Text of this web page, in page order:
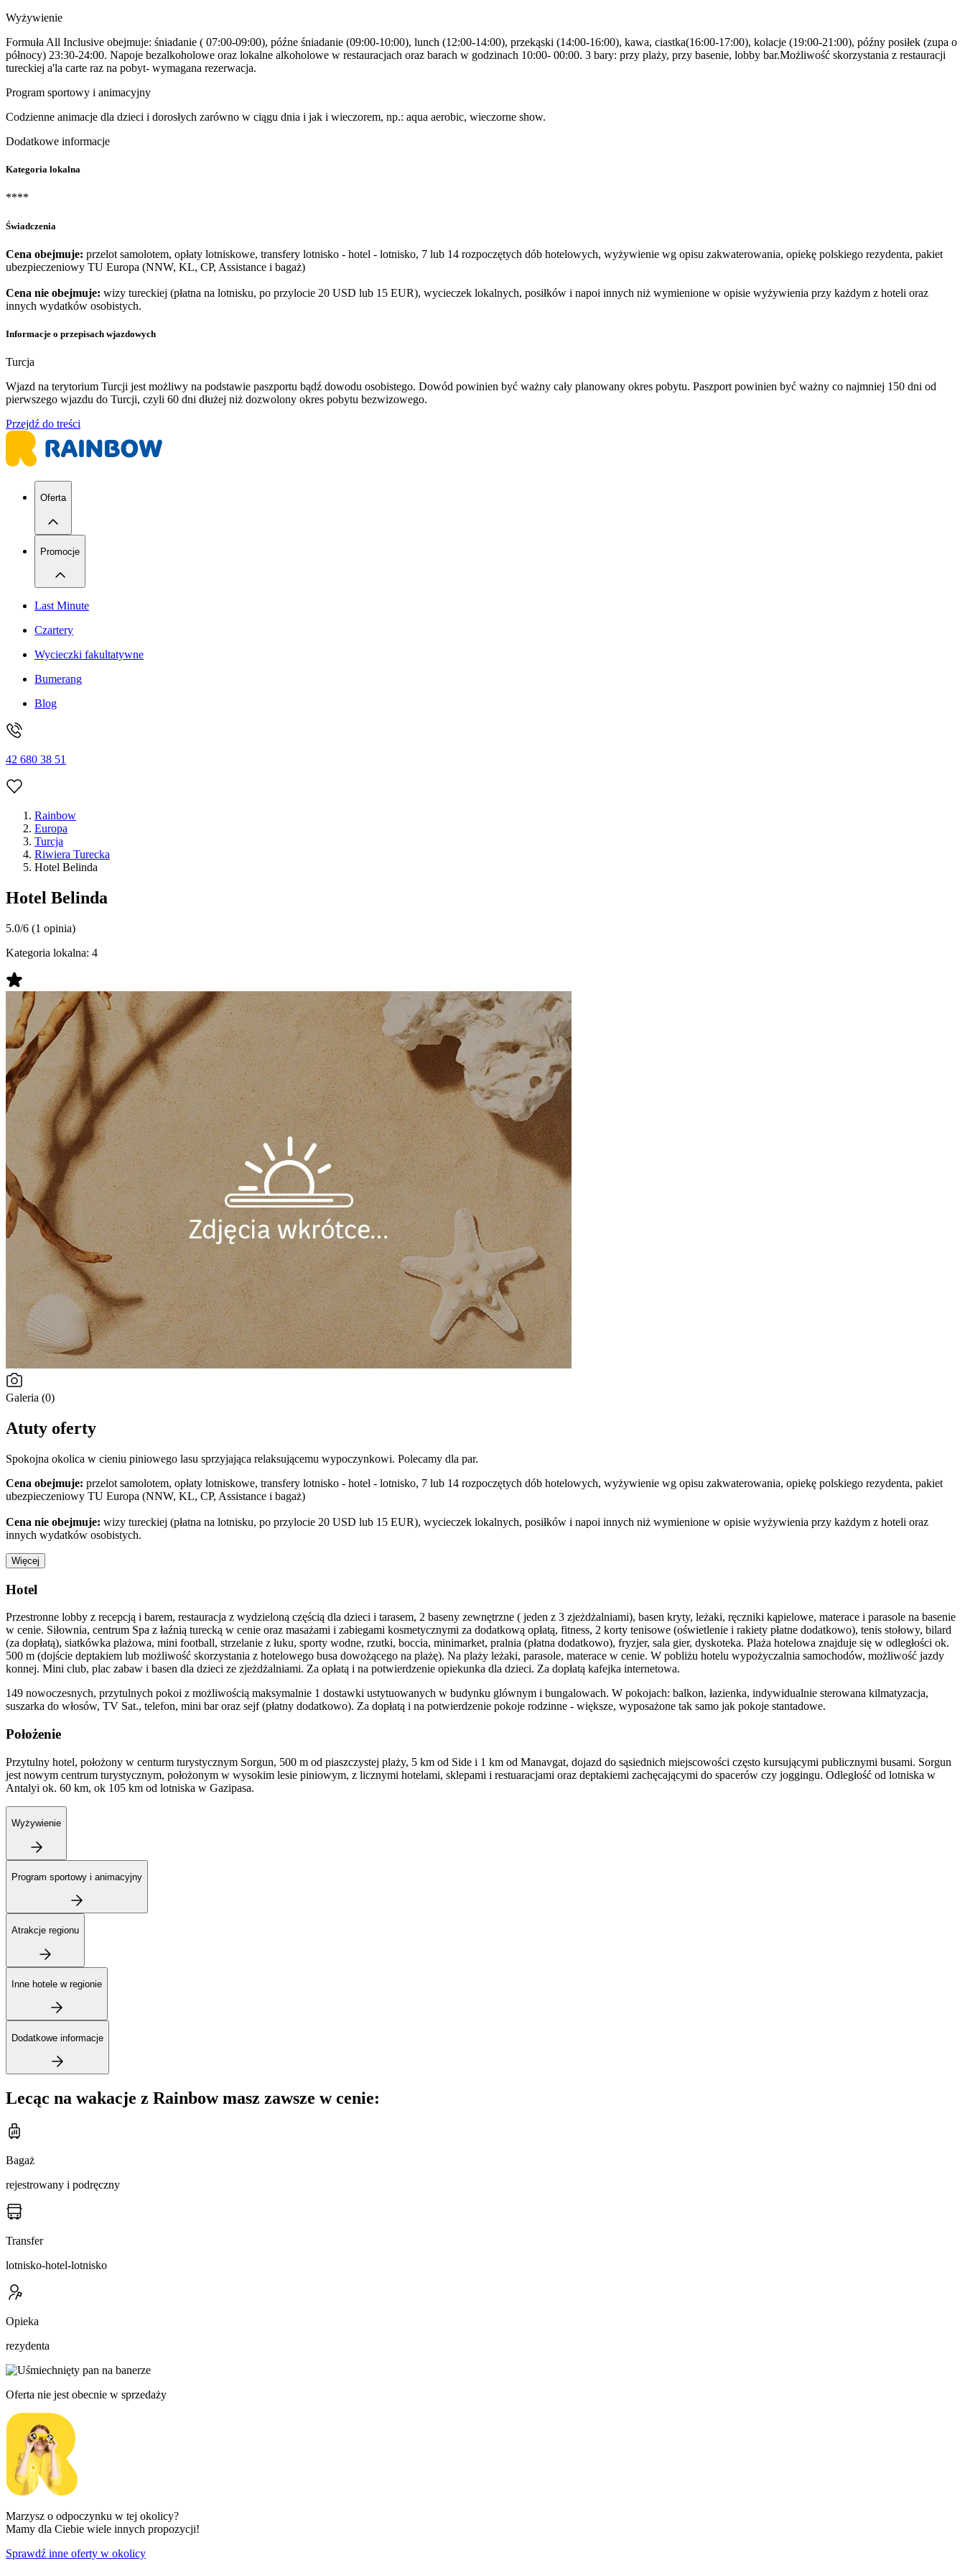
Wyżywienie
Formuła All Inclusive obejmuje: śniadanie ( 07:00-09:00), późne śniadanie (09:00-10:00), lunch (12:00-14:00), przekąski (14:00-16:00), kawa, ciastka(16:00-17:00), kolacje (19:00-21:00), późny posiłek (zupa o
północy) 23:30-24:00. Napoje bezalkoholowe oraz lokalne alkoholowe w restauracjach oraz barach w godzinach 10:00- 00:00. 3 bary: przy plaży, przy basenie, lobby bar.Możliwość skorzystania z restauracji
tureckiej a'la carte raz na pobyt- wymagana rezerwacja.
Program sportowy i animacyjny
Codzienne animacje dla dzieci i dorosłych zarówno w ciągu dnia i jak i wieczorem, np.: aqua aerobic, wieczorne show.
Dodatkowe informacje
Kategoria lokalna
****
Świadczenia
Cena obejmuje: przelot samolotem, opłaty lotniskowe, transfery lotnisko - hotel - lotnisko, 7 lub 14 rozpoczętych dób hotelowych, wyżywienie wg opisu zakwaterowania, opiekę polskiego rezydenta, pakiet
ubezpieczeniowy TU Europa (NNW, KL, CP, Assistance i bagaż)
Cena nie obejmuje: wizy tureckiej (płatna na lotnisku, po przylocie 20 USD lub 15 EUR), wycieczek lokalnych, posiłków i napoi innych niż wymienione w opisie wyżywienia przy każdym z hoteli oraz
innych wydatków osobistych.
Informacje o przepisach wjazdowych
Turcja
Wjazd na terytorium Turcji jest możliwy na podstawie paszportu bądź dowodu osobistego. Dowód powinien być ważny cały planowany okres pobytu. Paszport powinien być ważny co najmniej 150 dni od
pierwszego wjazdu do Turcji, czyli 60 dni dłużej niż dozwolony okres pobytu bezwizowego.
Przejdź do treści
Oferta
Promocje
Last Minute
Czartery
Wycieczki fakultatywne
Bumerang
Blog
42 680 38 51
Rainbow
Europa
Turcja
Riwiera Turecka
Hotel Belinda
Hotel Belinda
5.0/6 (1 opinia)
Kategoria lokalna: 4
Galeria (0)
Atuty oferty
Spokojna okolica w cieniu piniowego lasu sprzyjająca relaksującemu wypoczynkowi. Polecamy dla par.
Cena obejmuje: przelot samolotem, opłaty lotniskowe, transfery lotnisko - hotel - lotnisko, 7 lub 14 rozpoczętych dób hotelowych, wyżywienie wg opisu zakwaterowania, opiekę polskiego rezydenta, pakiet
ubezpieczeniowy TU Europa (NNW, KL, CP, Assistance i bagaż)
Cena nie obejmuje: wizy tureckiej (płatna na lotnisku, po przylocie 20 USD lub 15 EUR), wycieczek lokalnych, posiłków i napoi innych niż wymienione w opisie wyżywienia przy każdym z hoteli oraz
innych wydatków osobistych.
Więcej
Hotel
Przestronne lobby z recepcją i barem, restauracja z wydzieloną częścią dla dzieci i tarasem, 2 baseny zewnętrzne ( jeden z 3 zjeżdżalniami), basen kryty, leżaki, ręczniki kąpielowe, materace i parasole na basenie
w cenie. Siłownia, centrum Spa z łaźnią turecką w cenie oraz masażami i zabiegami kosmetycznymi za dodatkową opłatą, fitness, 2 korty tenisowe (oświetlenie i rakiety płatne dodatkowo), tenis stołowy, bilard
(za dopłatą), siatkówka plażowa, mini football, strzelanie z łuku, sporty wodne, rzutki, boccia, minimarket, pralnia (płatna dodatkowo), fryzjer, sala gier, dyskoteka. Plaża hotelowa znajduje się w odległości ok.
500 m (dojście deptakiem lub możliwość skorzystania z hotelowego busa dowożącego na plażę). Na plaży leżaki, parasole, materace w cenie. W pobliżu hotelu wypożyczalnia samochodów, możliwość jazdy
konnej. Mini club, plac zabaw i basen dla dzieci ze zjeżdżalniami. Za opłatą i na potwierdzenie opiekunka dla dzieci. Za dopłatą kafejka internetowa.
149 nowoczesnych, przytulnych pokoi z możliwością maksymalnie 1 dostawki ustytuowanych w budynku glównym i bungalowach. W pokojach: balkon, łazienka, indywidualnie sterowana kilmatyzacja,
suszarka do włosów, TV Sat., telefon, mini bar oraz sejf (płatny dodatkowo). Za dopłatą i na potwierdzenie pokoje rodzinne - większe, wyposażone tak samo jak pokoje stantadowe.
Położenie
Przytulny hotel, położony w centurm turystycznym Sorgun, 500 m od piaszczystej plaży, 5 km od Side i 1 km od Manavgat, dojazd do sąsiednich miejscowości często kursującymi publicznymi busami. Sorgun
jest nowym centrum turystycznym, położonym w wysokim lesie piniowym, z licznymi hotelami, sklepami i restuaracjami oraz deptakiemi zachęcającymi do spacerów czy joggingu. Odległość od lotniska w
Antalyi ok. 60 km, ok 105 km od lotniska w Gazipasa.
Wyżywienie
Program sportowy i animacyjny
Atrakcje regionu
Inne hotele w regionie
Dodatkowe informacje
Lecąc na wakacje z Rainbow masz zawsze w cenie:
Bagaż
rejestrowany i podręczny
Transfer
lotnisko-hotel-lotnisko
Opieka
rezydenta
Oferta nie jest obecnie w sprzedaży
Marzysz o odpoczynku w tej okolicy?
Mamy dla Ciebie wiele innych propozycji!
Sprawdź inne oferty w okolicy